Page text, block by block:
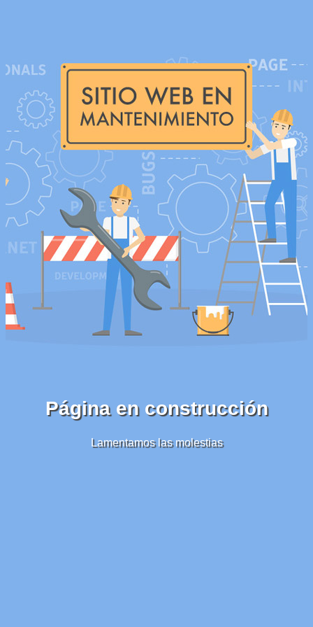
Página en construcción
Lamentamos las molestias